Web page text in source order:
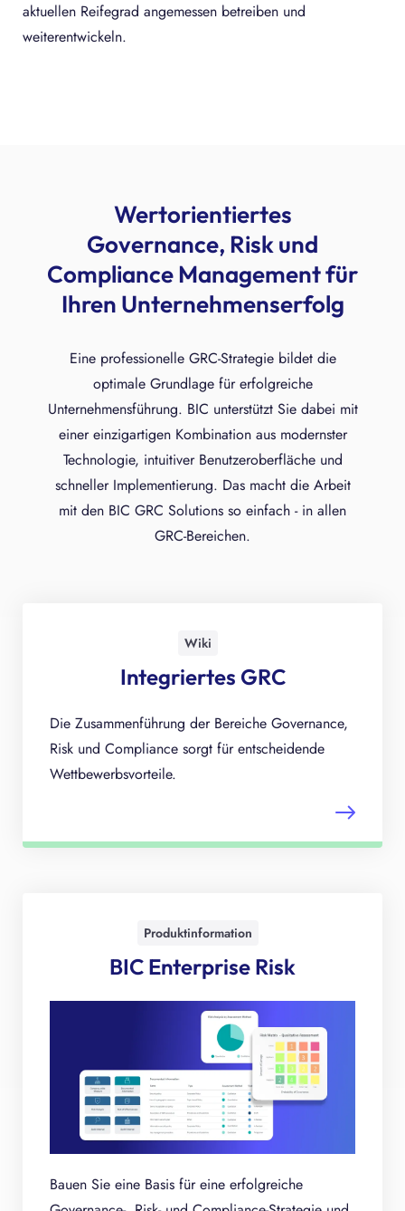
aktuellen Reifegrad angemessen betreiben und
weiterentwickeln.
Wertorientiertes
Governance, Risk und
Compliance Management für
Ihren Unternehmenserfolg
Eine professionelle GRC-Strategie bildet die
optimale Grundlage für erfolgreiche
Unternehmensführung. BIC unterstützt Sie dabei mit
einer einzigartigen Kombination aus modernster
Technologie, intuitiver Benutzeroberfläche und
schneller Implementierung. Das macht die Arbeit
mit den BIC GRC Solutions so einfach - in allen
GRC-Bereichen.
Wiki
Integriertes GRC
Die Zusammenführung der Bereiche Governance,
Risk und Compliance sorgt für entscheidende
Wettbewerbsvorteile.
Produktinformation
BIC Enterprise Risk
Bauen Sie eine Basis für eine erfolgreiche